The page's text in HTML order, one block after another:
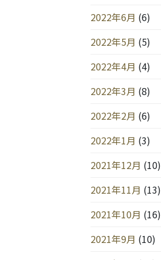
2022年6月 (6)
2022年5月 (5)
2022年4月 (4)
2022年3月 (8)
2022年2月 (6)
2022年1月 (3)
2021年12月 (10)
2021年11月 (13)
2021年10月 (16)
2021年9月 (10)